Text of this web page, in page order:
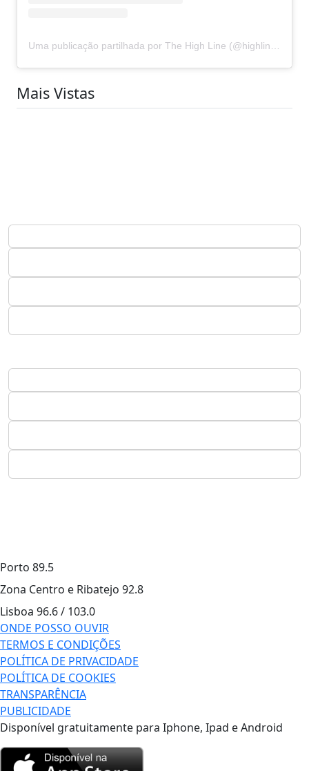
Mais Vistas
Porto 89.5
Zona Centro e Ribatejo 92.8
Lisboa 96.6 / 103.0
ONDE POSSO OUVIR
TERMOS E CONDIÇÕES
POLÍTICA DE PRIVACIDADE
POLÍTICA DE COOKIES
TRANSPARÊNCIA
PUBLICIDADE
Disponível gratuitamente para Iphone, Ipad e Android